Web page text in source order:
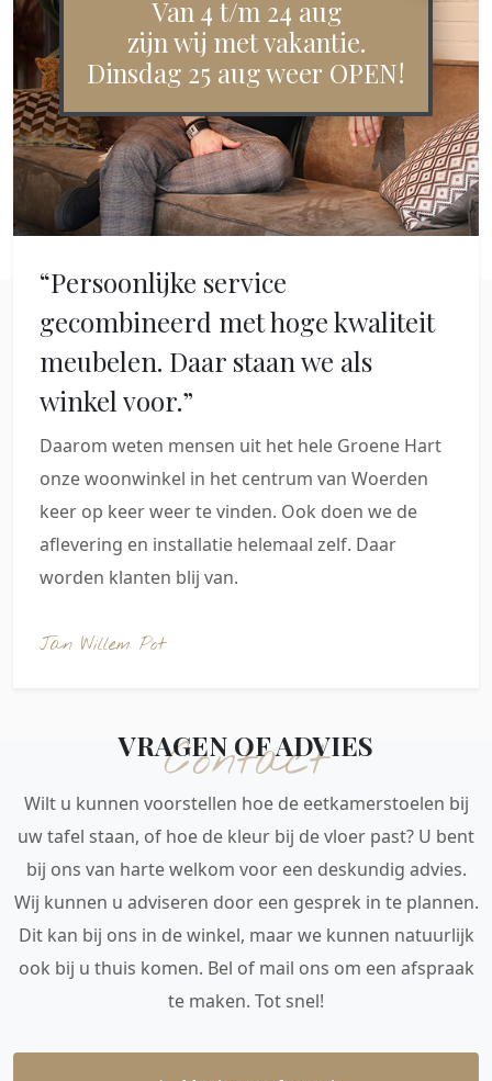
“Persoonlijke service
gecombineerd met hoge kwaliteit
meubelen. Daar staan we als
winkel voor.”
Daarom weten mensen uit het hele Groene Hart
onze woonwinkel in het centrum van Woerden
keer op keer weer te vinden. Ook doen we de
aflevering en installatie helemaal zelf. Daar
worden klanten blij van.
Jan Willem Pot
Contact
VRAGEN OF ADVIES
Wilt u kunnen voorstellen hoe de eetkamerstoelen bij
uw tafel staan, of hoe de kleur bij de vloer past? U bent
bij ons van harte welkom voor een deskundig advies.
Wij kunnen u adviseren door een gesprek in te plannen.
Dit kan bij ons in de winkel, maar we kunnen natuurlijk
ook bij u thuis komen. Bel of mail ons om een afspraak
te maken. Tot snel!
Van 4 t/m 24 aug
zijn wij met vakantie.
Dinsdag 25 aug weer OPEN!